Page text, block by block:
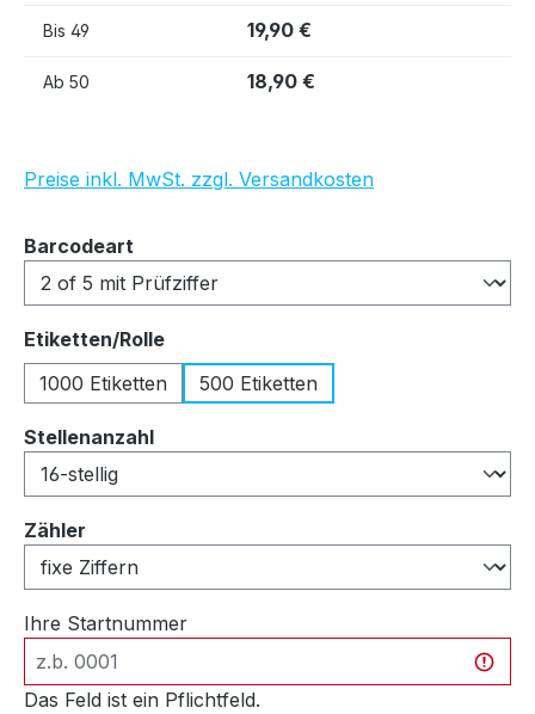
Bis 49 19,90 €
Ab 50 18,90 €
Preise inkl. MwSt. zzgl. Versandkosten
Barcodeart
Etiketten/Rolleauswählen
1000 Etiketten
500 Etiketten
Stellenanzahlauswählen
Zähler
Ihre Startnummer
Das Feld ist ein Pflichtfeld.